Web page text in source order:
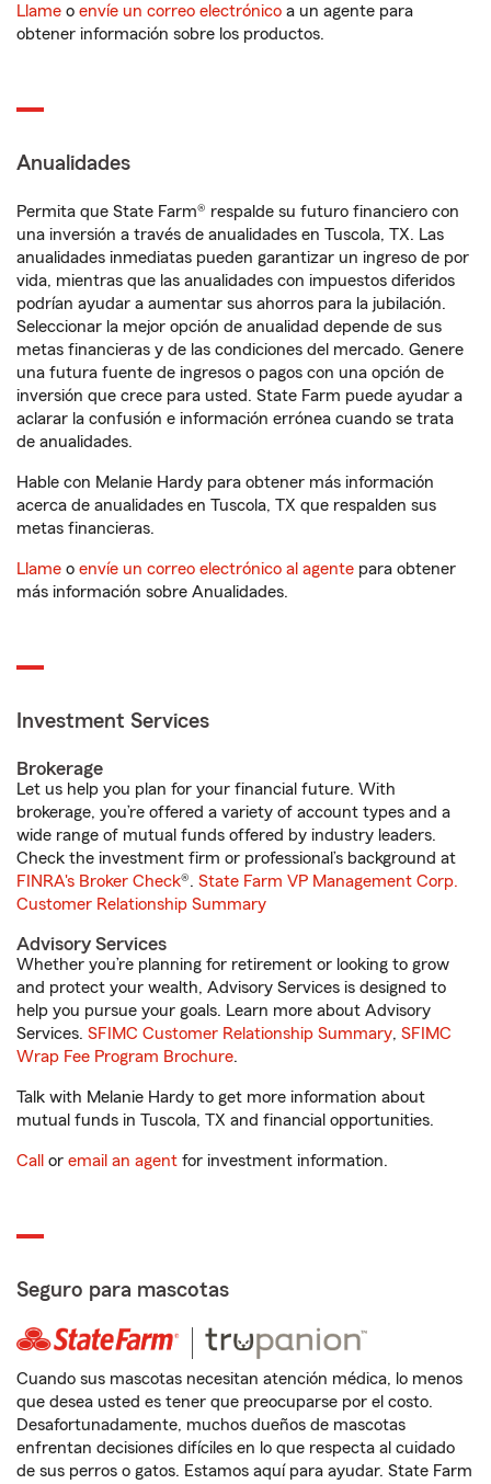
Llame o envíe un correo electrónico a un agente para
obtener información sobre los productos.
Anualidades
Permita que State Farm® respalde su futuro financiero con
una inversión a través de anualidades en Tuscola, TX. Las
anualidades inmediatas pueden garantizar un ingreso de por
vida, mientras que las anualidades con impuestos diferidos
podrían ayudar a aumentar sus ahorros para la jubilación.
Seleccionar la mejor opción de anualidad depende de sus
metas financieras y de las condiciones del mercado. Genere
una futura fuente de ingresos o pagos con una opción de
inversión que crece para usted. State Farm puede ayudar a
aclarar la confusión e información errónea cuando se trata
de anualidades.
Hable con Melanie Hardy para obtener más información
acerca de anualidades en Tuscola, TX que respalden sus
metas financieras.
Llame o envíe un correo electrónico al agente para obtener
más información sobre Anualidades.
Investment Services
Brokerage
Let us help you plan for your financial future. With
brokerage, you’re offered a variety of account types and a
wide range of mutual funds offered by industry leaders.
Check the investment firm or professional’s background at
FINRA's Broker Check®. State Farm VP Management Corp.
Customer Relationship Summary
Advisory Services
Whether you’re planning for retirement or looking to grow
and protect your wealth, Advisory Services is designed to
help you pursue your goals. Learn more about Advisory
Services. SFIMC Customer Relationship Summary, SFIMC
Wrap Fee Program Brochure.
Talk with Melanie Hardy to get more information about
mutual funds in Tuscola, TX and financial opportunities.
Call or email an agent for investment information.
Seguro para mascotas
Cuando sus mascotas necesitan atención médica, lo menos
que desea usted es tener que preocuparse por el costo.
Desafortunadamente, muchos dueños de mascotas
enfrentan decisiones difíciles en lo que respecta al cuidado
de sus perros o gatos. Estamos aquí para ayudar. State Farm